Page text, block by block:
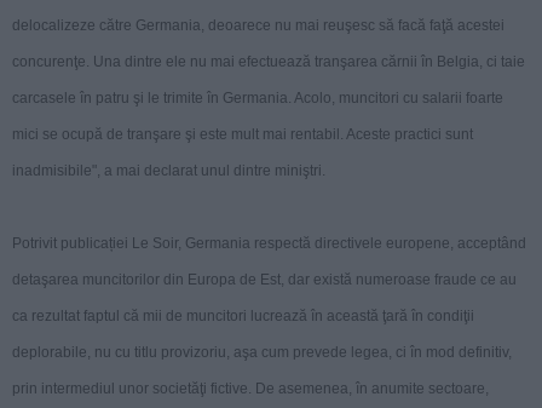
delocalizeze către Germania, deoarece nu mai reuşesc să facă faţă acestei
concurenţe. Una dintre ele nu mai efectuează tranşarea cărnii în Belgia, ci taie
carcasele în patru şi le trimite în Germania. Acolo, muncitori cu salarii foarte
mici se ocupă de tranşare şi este mult mai rentabil. Aceste practici sunt
inadmisibile", a mai declarat unul dintre miniştri.
Potrivit publicației Le Soir, Germania respectă directivele europene, acceptând
detaşarea muncitorilor din Europa de Est, dar există numeroase fraude ce au
ca rezultat faptul că mii de muncitori lucrează în această ţară în condiţii
deplorabile, nu cu titlu provizoriu, aşa cum prevede legea, ci în mod definitiv,
prin intermediul unor societăţi fictive. De asemenea, în anumite sectoare,